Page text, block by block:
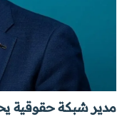
مدير شبكة حقوقية